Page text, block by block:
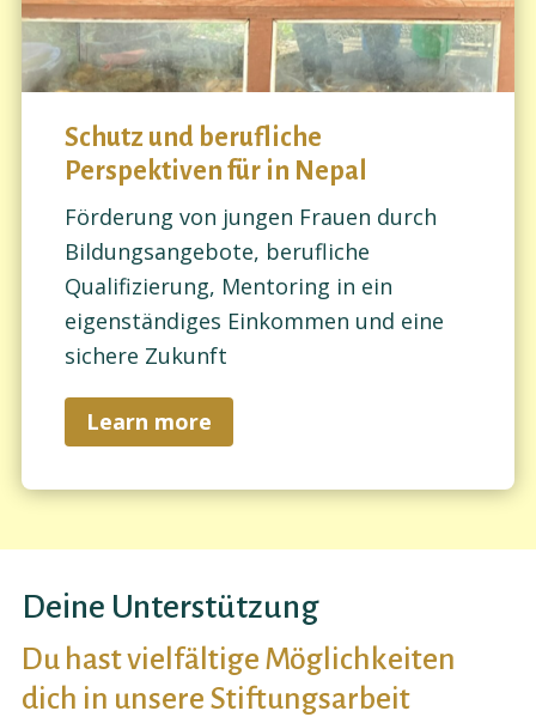
Schutz und berufliche
Perspektiven für in Nepal
Förderung von jungen Frauen durch
Bildungsangebote, berufliche
Qualifizierung, Mentoring in ein
eigenständiges Einkommen und eine
sichere Zukunft
Learn more
Deine Unterstützung
Du hast vielfältige Möglichkeiten
dich in unsere Stiftungsarbeit